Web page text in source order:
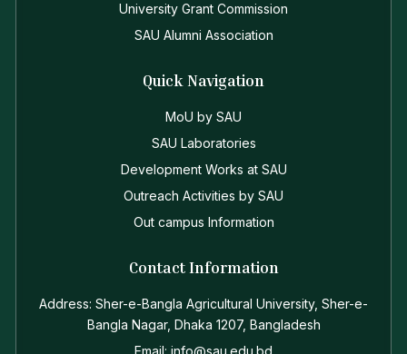
University Grant Commission
SAU Alumni Association
Quick Navigation
MoU by SAU
SAU Laboratories
Development Works at SAU
Outreach Activities by SAU
Out campus Information
Contact Information
Address: Sher-e-Bangla Agricultural University, Sher-e-
Bangla Nagar, Dhaka 1207, Bangladesh